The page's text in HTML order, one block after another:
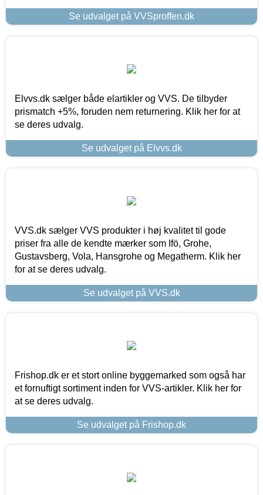
Se udvalget på VVSproffen.dk
Elvvs.dk sælger både elartikler og VVS. De tilbyder
prismatch +5%, foruden nem returnering. Klik her for at
se deres udvalg.
Se udvalget på Elvvs.dk
VVS.dk sælger VVS produkter i høj kvalitet til gode
priser fra alle de kendte mærker som Ifö, Grohe,
Gustavsberg, Vola, Hansgrohe og Megatherm. Klik her
for at se deres udvalg.
Se udvalget på VVS.dk
Frishop.dk er et stort online byggemarked som også har
et fornuftigt sortiment inden for VVS-artikler. Klik her for
at se deres udvalg.
Se udvalget på Frishop.dk